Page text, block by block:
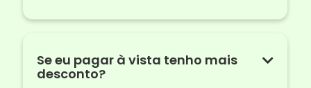
Se eu pagar à vista tenho mais
desconto?